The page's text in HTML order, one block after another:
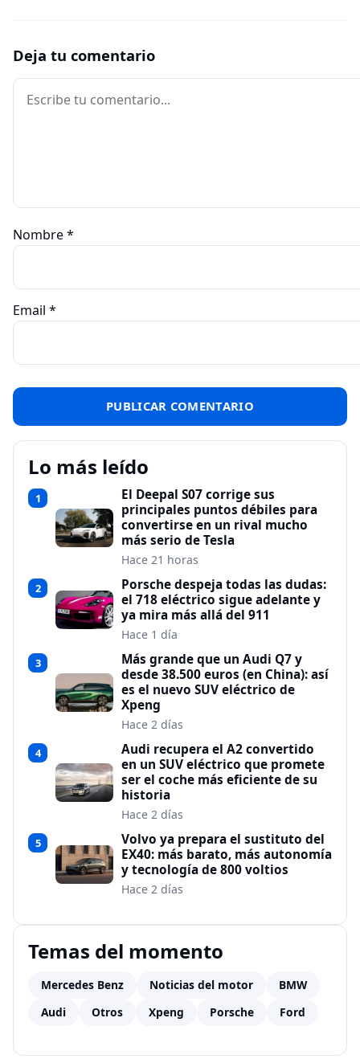
Deja tu comentario
Comentario
Nombre*
Email *
Lo más leído
1
El Deepal S07 corrige sus
principales puntos débiles para
convertirse en un rival mucho
más serio de Tesla
Hace 21 horas
2
Porsche despeja todas las dudas:
el 718 eléctrico sigue adelante y
ya mira más allá del 911
Hace 1 día
3
Más grande que un Audi Q7 y
desde 38.500 euros (en China): así
es el nuevo SUV eléctrico de
Xpeng
Hace 2 días
4
Audi recupera el A2 convertido
en un SUV eléctrico que promete
ser el coche más eficiente de su
historia
Hace 2 días
5
Volvo ya prepara el sustituto del
EX40: más barato, más autonomía
y tecnología de 800 voltios
Hace 2 días
Temas del momento
Mercedes Benz Noticias del motor
BMW
Audi
Otros Xpeng Porsche Ford